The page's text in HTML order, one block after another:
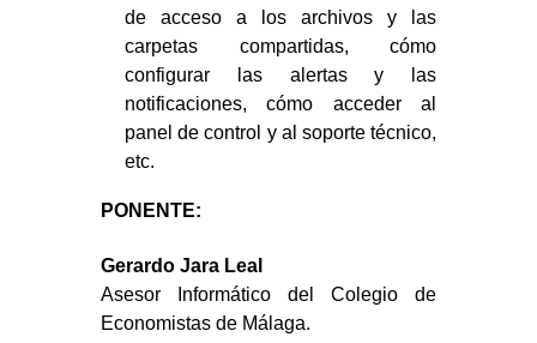
de acceso a los archivos y las
carpetas compartidas, cómo
configurar las alertas y las
notificaciones, cómo acceder al
panel de control y al soporte técnico,
etc.
PONENTE:
Gerardo Jara Leal
Asesor Informático del Colegio de
Economistas de Málaga.